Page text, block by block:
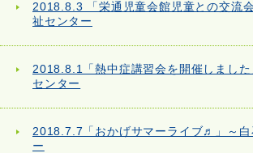
2018.8.3 「栄通児童会館児童との交流
祉センター
2018.8.1「熱中症講習会を開催しました
センター
2018.7.7「おかげサマーライブ♬」～白
ー